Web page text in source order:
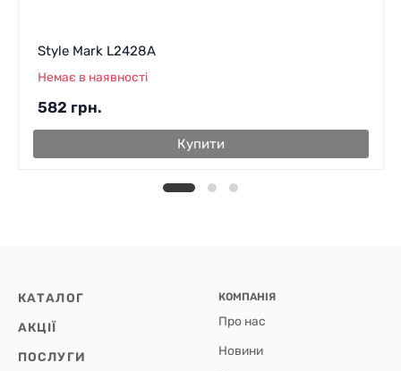
Style Mark L2428A
Немає в наявності
582 грн.
Купити
КАТАЛОГ
АКЦІЇ
ПОСЛУГИ
КОМПАНІЯ
Про нас
Новини